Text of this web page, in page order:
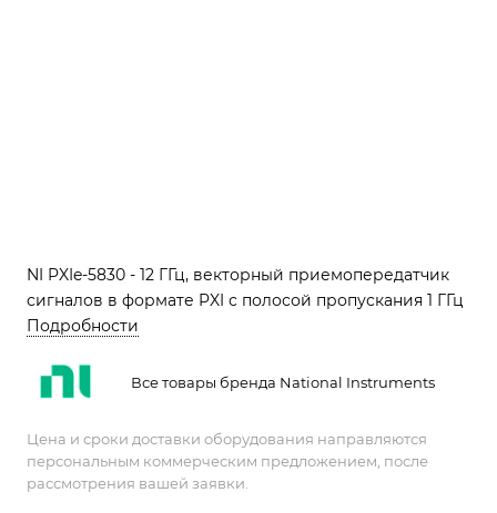
NI PXIe-5830 - 12 ГГц, векторный приемопередатчик
сигналов в формате PXI с полосой пропускания 1 ГГц
Подробности
Все товары бренда National Instruments
Цена и сроки доставки оборудования направляются
персональным коммерческим предложением, после
рассмотрения вашей заявки.